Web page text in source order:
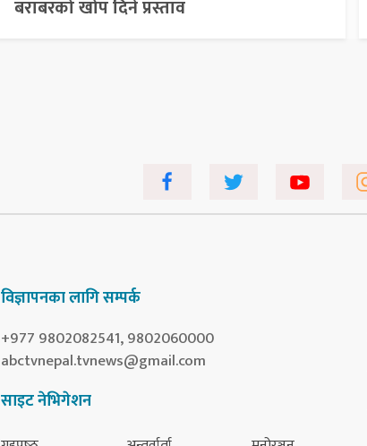
बराबरको खोप दिने प्रस्ताव
विज्ञापनका लागि सम्पर्क
+977 9802082541, 9802060000
abctvnepal.tvnews@gmail.com
साइट नेभिगेशन